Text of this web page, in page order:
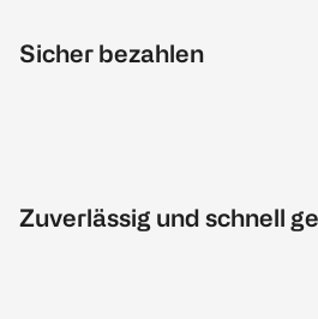
Sicher bezahlen
Zuverlässig und schnell